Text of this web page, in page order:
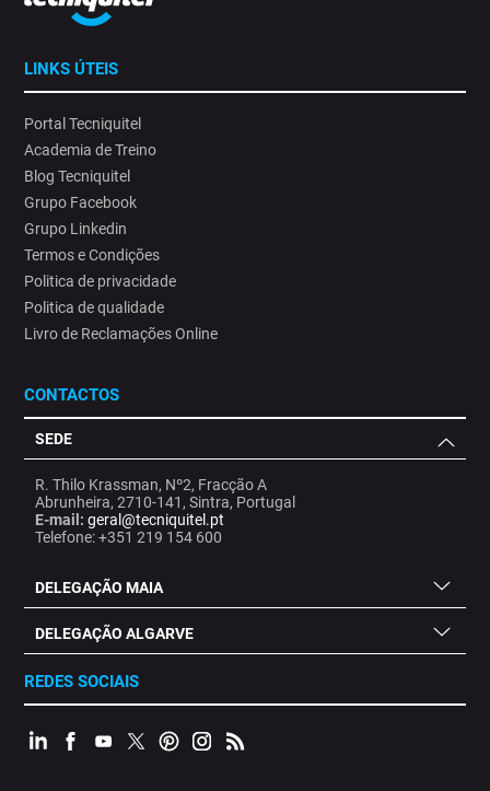
LINKS ÚTEIS
Portal Tecniquitel
Academia de Treino
Blog Tecniquitel
Grupo Facebook
Grupo Linkedin
Termos e Condições
Politica de privacidade
Politica de qualidade
Livro de Reclamações Online
CONTACTOS
SEDE
R. Thilo Krassman, Nº2, Fracção A
Abrunheira, 2710-141, Sintra, Portugal
E-mail: geral@tecniquitel.pt
Telefone: +351 219 154 600
DELEGAÇÃO MAIA
DELEGAÇÃO ALGARVE
REDES SOCIAIS
. .